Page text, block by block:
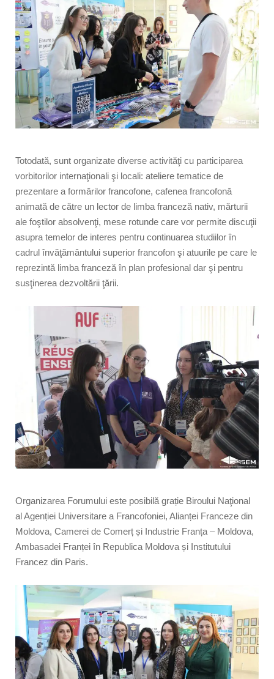
Totodată, sunt organizate diverse activităţi cu participarea
vorbitorilor internaţionali şi locali: ateliere tematice de
prezentare a formărilor francofone, cafenea francofonă
animată de către un lector de limba franceză nativ, mărturii
ale foştilor absolvenţi, mese rotunde care vor permite discuţii
asupra temelor de interes pentru continuarea studiilor în
cadrul învăţământului superior francofon şi atuurile pe care le
reprezintă limba franceză în plan profesional dar şi pentru
susţinerea dezvoltării ţării.
Organizarea Forumului este posibilă grație Biroului Naţional
al Agenției Universitare a Francofoniei, Alianței Franceze din
Moldova, Camerei de Comerț și Industrie Franța – Moldova,
Ambasadei Franței în Republica Moldova și Institutului
Francez din Paris.